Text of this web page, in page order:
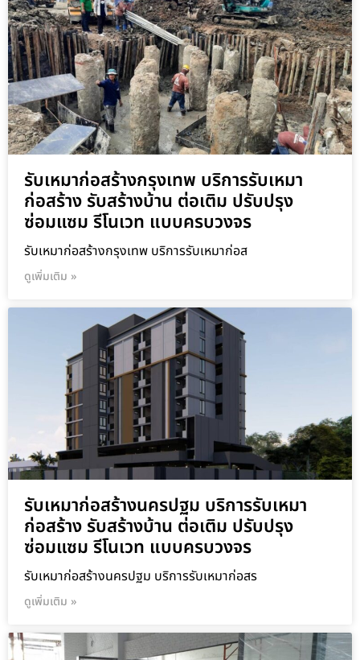
รับเหมาก่อสร้างกรุงเทพ บริการรับเหมา
ก่อสร้าง รับสร้างบ้าน ต่อเติม ปรับปรุง
ซ่อมแซม รีโนเวท แบบครบวงจร
รับเหมาก่อสร้างกรุงเทพ บริการรับเหมาก่อส
ดูเพิ่มเติม »
รับเหมาก่อสร้างนครปฐม บริการรับเหมา
ก่อสร้าง รับสร้างบ้าน ต่อเติม ปรับปรุง
ซ่อมแซม รีโนเวท แบบครบวงจร
รับเหมาก่อสร้างนครปฐม บริการรับเหมาก่อสร
ดูเพิ่มเติม »